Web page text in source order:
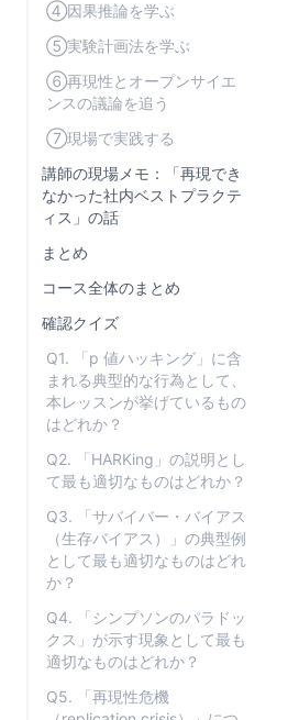
④因果推論を学ぶ
⑤実験計画法を学ぶ
⑥再現性とオープンサイエ
ンスの議論を追う
⑦現場で実践する
講師の現場メモ：「再現でき
なかった社内ベストプラクテ
ィス」の話
まとめ
コース全体のまとめ
確認クイズ
Q1. 「p 値ハッキング」に含
まれる典型的な行為として、
本レッスンが挙げているもの
はどれか？
Q2. 「HARKing」の説明とし
て最も適切なものはどれか？
Q3. 「サバイバー・バイアス
（生存バイアス）」の典型例
として最も適切なものはどれ
か？
Q4. 「シンプソンのパラドッ
クス」が示す現象として最も
適切なものはどれか？
Q5. 「再現性危機